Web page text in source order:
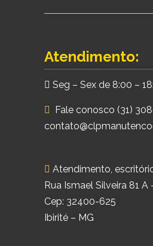
Atendimento:
Seg – Sex de 8:00 –
Fale conosco (31)
Atendimento,
Rua Ismael Silveira 81 A
Cep: 32400-625
Ibirité – MG